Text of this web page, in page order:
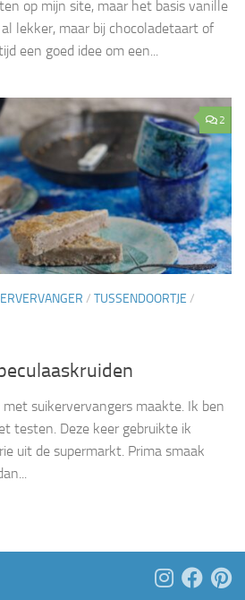
op mijn site, maar het basis vanille
lekker, maar bij chocoladetaart of
een goed idee om een...
2
/ TUSSENDOORTJE /
suikervervangers maakte. Ik ben
testen. Deze keer gebruikte ik
uit de supermarkt. Prima smaak